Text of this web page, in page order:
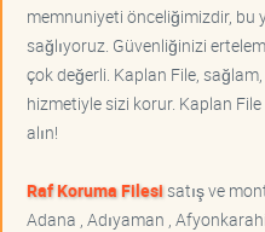
memnuniyeti önceliğimizdir, bu
sağlıyoruz. Güvenliğinizi
çok değerli. Kaplan File,
hizmetiyle sizi korur. Kaplan
alın!
Raf Koruma Filesisatış ve
Adana , Adıyaman ,